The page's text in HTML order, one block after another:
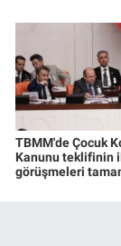
TBMM'de Çocuk
Kanunu teklifinin
görüşmeleri